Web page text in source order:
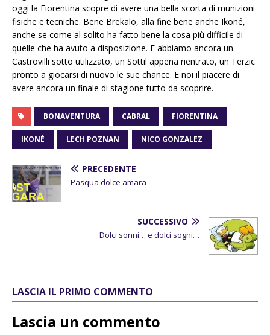
oggi la Fiorentina scopre di avere una bella scorta di munizioni
fisiche e tecniche. Bene Brekalo, alla fine bene anche Ikoné,
anche se come al solito ha fatto bene la cosa più difficile di
quelle che ha avuto a disposizione. E abbiamo ancora un
Castrovilli sotto utilizzato, un Sottil appena rientrato, un Terzic
pronto a giocarsi di nuovo le sue chance. E noi il piacere di
avere ancora un finale di stagione tutto da scoprire.
BONAVENTURA CABRAL FIORENTINA
IKONÉ LECH POZNAN NICO GONZALEZ
PRECEDENTE
Pasqua dolce amara
SUCCESSIVO
Dolci sonni… e dolci sogni…
LASCIA IL PRIMO COMMENTO
Lascia un commento